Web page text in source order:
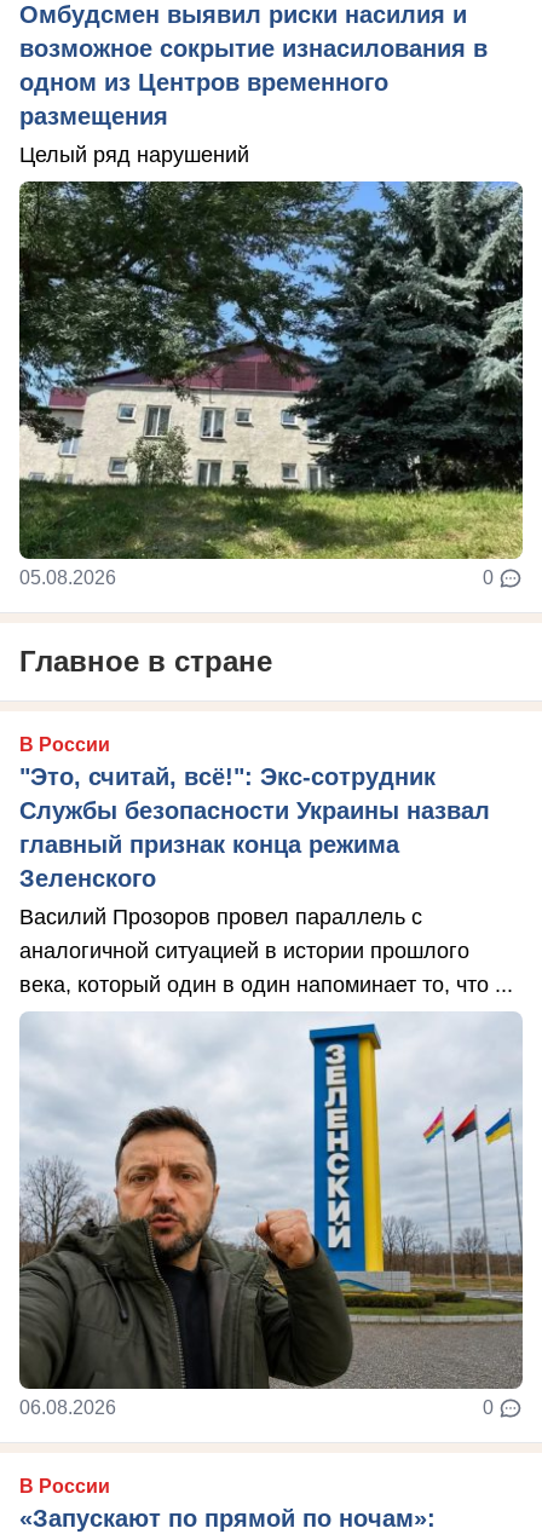
Омбудсмен выявил риски насилия и
возможное сокрытие изнасилования в
одном из Центров временного
размещения
Целый ряд нарушений
05.08.2026 0
Главное в стране
В России
"Это, считай, всё!": Экс-сотрудник
Службы безопасности Украины назвал
главный признак конца режима
Зеленского
Василий Прозоров провел параллель с
аналогичной ситуацией в истории прошлого
века, который один в один напоминает то, что ...
06.08.2026 0
В России
«Запускают по прямой по ночам»: